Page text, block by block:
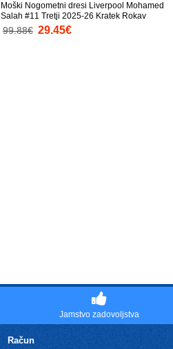
Moški Nogometni dresi Liverpool Mohamed
Salah #11 Tretji 2025-26 Kratek Rokav
99.88€ 29.45€
Jamstvo zadovoljstva
Račun